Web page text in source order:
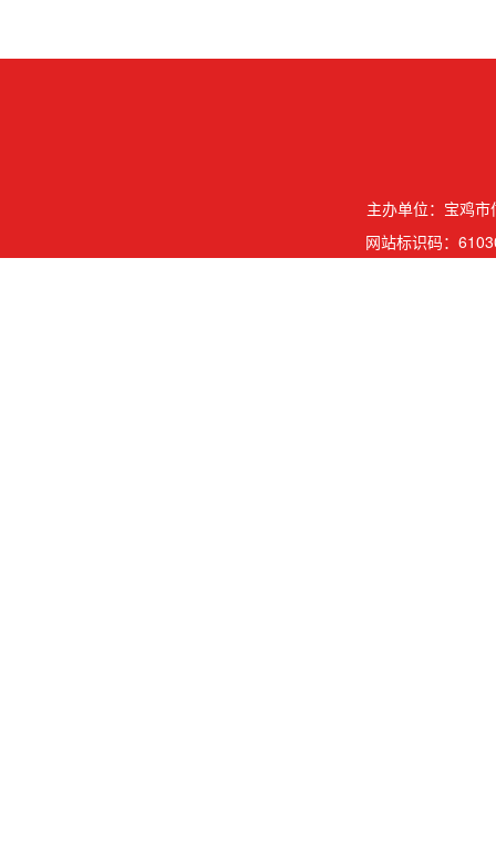
主办单位：宝鸡
网站标识码：